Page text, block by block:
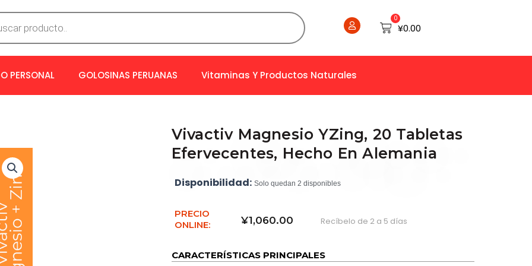
¥0.00
0
Cart
PERSONAL GOLOSINAS PERUANAS Vitaminas Y Productos Naturales
Vivactiv Magnesio YZing, 20 Tabletas
Efervecentes, Hecho En Alemania
Disponibilidad: Solo quedan 2 disponibles
PRECIO
ONLINE:
¥1,060.00 Recíbelo de 2 a 5 días
CARACTERÍSTICAS PRINCIPALES